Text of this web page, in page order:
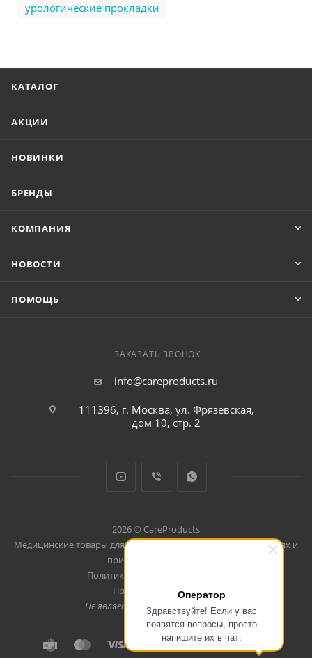
Оператор
Здравствуйте! Если у вас
появятся вопросы, просто
напишите их в чат.
урологические прокладки
КАТАЛОГ
АКЦИИ
НОВИНКИ
БРЕНДЫ
КОМПАНИЯ
НОВОСТИ
ПОМОЩЬ
ЗАКАЗАТЬ ЗВОНОК
info@careproducts.ru
111396, г. Москва, ул. Фрязевская,
дом 10, стр. 2
2026 © CareProducts
Медицинские товары для использования дома, в путешествиях и
при занятиях спортом
Политика конфеденциальности
Продвижение сайта
Не является публичной офертой